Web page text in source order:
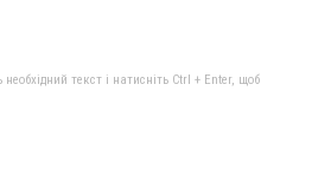
текст і натисніть Ctrl + Enter, щоб